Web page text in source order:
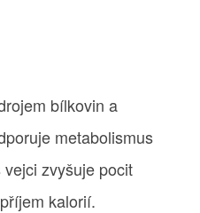
bílkovin a
metabolismus
zvyšuje pocit
kalorií.